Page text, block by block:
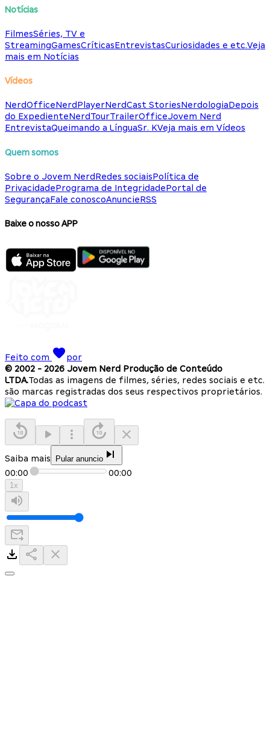
Notícias
FilmesSéries, TV e
StreamingGamesCríticasEntrevistasCuriosidades e etc.Veja
mais em Notícias
Vídeos
NerdOfficeNerdPlayerNerdCast StoriesNerdologiaDepois
do ExpedienteNerdTourTrailerOfficeJovem Nerd
EntrevistaQueimando a LínguaSr. KVeja mais em Vídeos
Quem somos
Sobre o Jovem NerdRedes sociaisPolítica de
PrivacidadePrograma de IntegridadePortal de
SegurançaFale conoscoAnuncieRSS
Baixe o nosso APP
Feito com
por
© 2002 - 2026 Jovem Nerd Produção de Conteúdo
LTDA.Todas as imagens de filmes, séries, redes sociais e etc.
são marcas registradas dos seus respectivos proprietários.
Saiba mais Pular anuncio
00:00 00:00
1x